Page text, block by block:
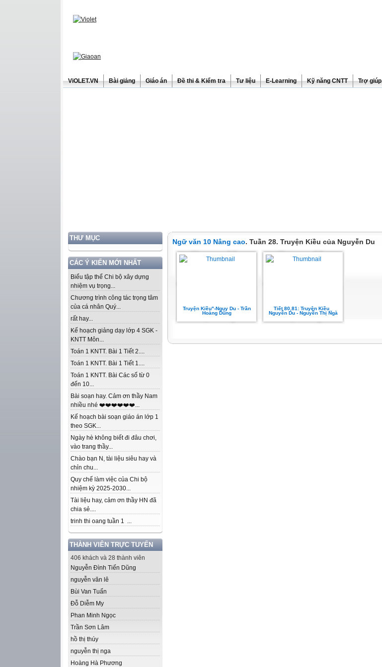
ViOLET.VN Bài giảng Giáo án Đề thi & Kiểm tra Tư liệu E-Learning Kỹ năng CNTT Trợ giúp
THƯ MỤC
CÁC Ý KIẾN MỚI NHẤT
Biểu tập thể Chi bộ xây dựng
nhiệm vụ trọng...
Chương trình công tác trọng tâm
của cá nhân Quý...
rất hay...
Kế hoạch giảng dạy lớp 4 SGK -
KNTT Môn...
Toán 1 KNTT. Bài 1 Tiết 2....
Toán 1 KNTT. Bài 1 Tiết 1....
Toán 1 KNTT. Bài Các số từ 0
đến 10...
Bài soạn hay. Cảm ơn thầy Nam
nhiều nhé ❤️❤️❤️❤️❤️❤️...
Kế hoạch bài soạn giáo án lớp 1
theo SGK...
Ngày hè không biết đi đâu chơi,
vào trang thầy...
Chào bạn N, tài liệu siêu hay và
chỉn chu...
Quy chế làm việc của Chi bộ
nhiệm kỳ 2025-2030...
Tài liệu hay, cảm ơn thầy HN đã
chia sẻ....
trinh thi oang tuần 1 ...
THÀNH VIÊN TRỰC TUYẾN
406 khách và 28 thành viên
Nguyễn Đình Tiến Dũng
nguyễn văn lê
Bùi Van Tuấn
Đỗ Diễm My
Phan Minh Ngọc
Trần Sơn Lâm
hồ thị thúy
nguyễn thị nga
Hoàng Hà Phương
Ngữ văn 10 Nâng cao. Tuần 28. Truyện Kiều của Nguyễn Du
Truyện Kiều"-Nguy Du - Trần
Hoàng Dũng
Tiết 80,81: Truyện Kiều_
Nguyễn Du - Nguyễn Thị Ngà